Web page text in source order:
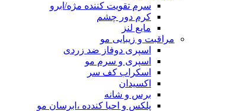
سرم تقویت کننده مژه/ابرو
کرم دور چشم
مایع لنز
مراقبت و زیبایی مو
اسپری دوفاز ضد زردی
اسپری و سرم مو
اسکراب کف سر
اکسیدان
برس و شانه
پلکس و احیا کندده ،ابرسان مو